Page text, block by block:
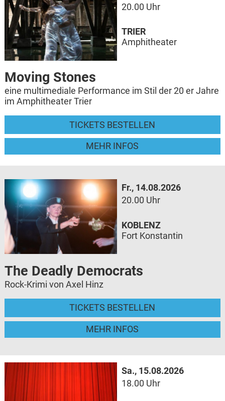
20.00 Uhr
Moving Stones
eine multimediale Performance im Stil der 20 er Jahre
im Amphitheater Trier
TICKETS BESTELLEN
MEHR INFOS
TRIER
Amphitheater
Fr., 14.08.2026
20.00 Uhr
The Deadly Democrats
Rock-Krimi von Axel Hinz
TICKETS BESTELLEN
MEHR INFOS
KOBLENZ
Fort Konstantin
Sa., 15.08.2026
18.00 Uhr